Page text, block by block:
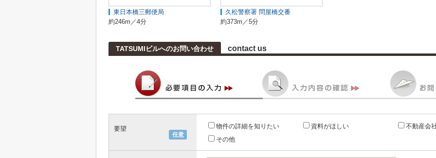
東日本橋三郵便局
約246m／4分
久松警察署 問屋橋交番
約373m／5分
TATSUMIビルへのお問い合わせ contact us
任意
要望 物件の詳細を知りたい 資料がほしい
不動産会
その他